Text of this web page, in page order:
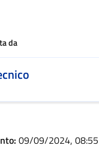
da
09/09/2024, 08:55